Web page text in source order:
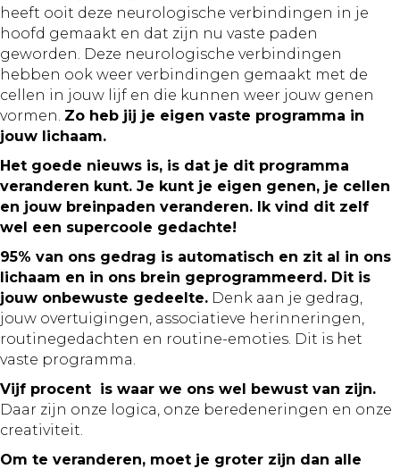
heeft ooit deze neurologische verbindingen in je
hoofd gemaakt en dat zijn nu vaste paden
geworden. Deze neurologische verbindingen
hebben ook weer verbindingen gemaakt met de
cellen in jouw lijf en die kunnen weer jouw genen
vormen. Zo heb jij je eigen vaste programma in
jouw lichaam.
Het goede nieuws is, is dat je dit programma
veranderen kunt. Je kunt je eigen genen, je cellen
en jouw breinpaden veranderen. Ik vind dit zelf
wel een supercoole gedachte!
95% van ons gedrag is automatisch en zit al in ons
lichaam en in ons brein geprogrammeerd. Dit is
jouw onbewuste gedeelte. Denk aan je gedrag,
jouw overtuigingen, associatieve herinneringen,
routinegedachten en routine-emoties. Dit is het
vaste programma.
Vijf procent is waar we ons wel bewust van zijn.
Daar zijn onze logica, onze beredeneringen en onze
creativiteit.
Om te veranderen, moet je groter zijn dan alle